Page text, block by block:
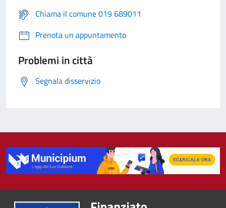
Chiama il comune 019 689011
Prenota un appuntamento
Problemi in città
Segnala disservizio